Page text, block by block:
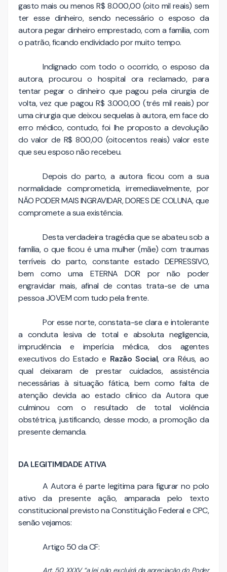
gasto mais ou menos R$ 8.000,00 (oito mil reais) sem
ter esse dinheiro, sendo necessário o esposo da
autora pegar dinheiro emprestado, com a família, com
o patrão, ficando endividado por muito tempo.
Indignado com todo o ocorrido, o esposo da
autora, procurou o hospital ora reclamado, para
tentar pegar o dinheiro que pagou pela cirurgia de
volta, vez que pagou R$ 3.000,00 (três mil reais) por
uma cirurgia que deixou sequelas à autora, em face do
erro médico, contudo, foi lhe proposto a devolução
do valor de R$ 800,00 (oitocentos reais) valor este
que seu esposo não recebeu.
Depois do parto, a autora ficou com a sua
normalidade comprometida, irremediavelmente, por
NÃO PODER MAIS INGRAVIDAR, DORES DE COLUNA, que
compromete a sua existência.
Desta verdadeira tragédia que se abateu sob a
família, o que ficou é uma mulher (mãe) com traumas
terríveis do parto, constante estado DEPRESSIVO,
bem como uma ETERNA DOR por não poder
engravidar mais, afinal de contas trata-se de uma
pessoa JOVEM com tudo pela frente.
Por esse norte, constata-se clara e intolerante
a conduta lesiva de total e absoluta negligencia,
imprudência e imperícia médica, dos agentes
executivos do Estado e Razão Social, ora Réus, ao
qual deixaram de prestar cuidados, assistência
necessárias à situação fática, bem como falta de
atenção devida ao estado clínico da Autora que
culminou com o resultado de total violência
obstétrica, justificando, desse modo, a promoção da
presente demanda.
DA LEGITIMIDADE ATIVA
A Autora é parte legitima para figurar no polo
ativo da presente ação, amparada pelo texto
constitucional previsto na Constituição Federal e CPC,
senão vejamos:
Artigo 50 da CF:
Art. 50, XXXV “a lei não excluirá da apreciação do Poder